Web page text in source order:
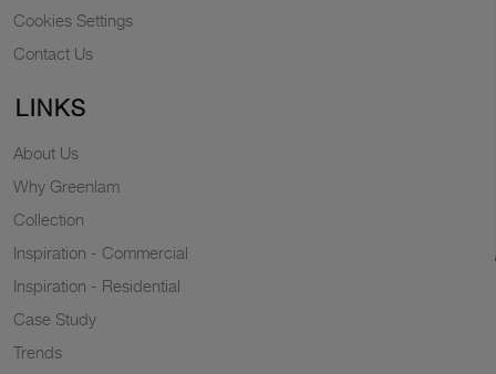
Cookies Settings
Contact Us
LINKS
About Us
Why Greenlam
Collection
Inspiration - Commercial
Inspiration - Residential
Case Study
Trends